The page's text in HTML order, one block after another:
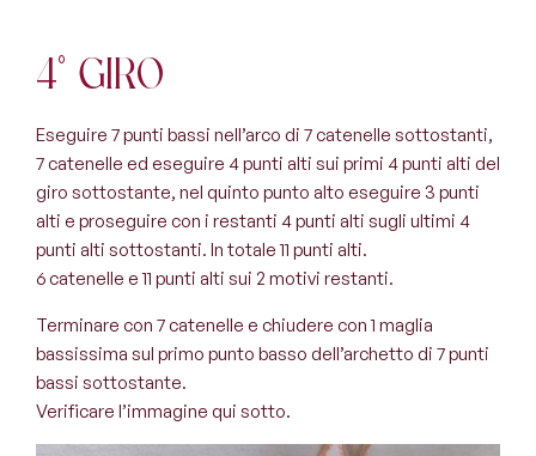
4° giro
Eseguire 7 punti bassi nell’arco di 7 catenelle sottostanti,
7 catenelle ed eseguire 4 punti alti sui primi 4 punti alti del
giro sottostante, nel quinto punto alto eseguire 3 punti
alti e proseguire con i restanti 4 punti alti sugli ultimi 4
punti alti sottostanti. In totale 11 punti alti.
6 catenelle e 11 punti alti sui 2 motivi restanti.
Terminare con 7 catenelle e chiudere con 1 maglia
bassissima sul primo punto basso dell’archetto di 7 punti
bassi sottostante.
Verificare l’immagine qui sotto.